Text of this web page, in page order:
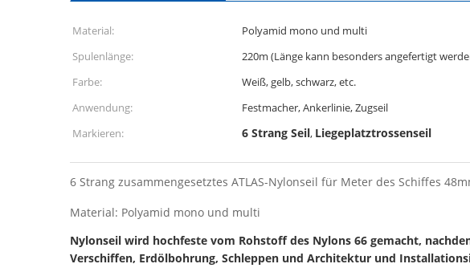
Material: Polyamid mono und multi
Spulenlänge:
220m (Länge kann besonders angefertigt
Farbe:
Weiß, gelb, schwarz, etc.
Anwendung:
Festmacher, Ankerlinie, Zugseil
Markieren:
6 Strang Seil, Liegeplatztrossenseil
6 Strang zusammengesetztes ATLAS-Nylonseil für Meter des Schiffes
Material: Polyamid mono und multi
Nylonseil wird hochfeste vom Rohstoff des Nylons 66 gemacht,
Verschiffen, Erdölbohrung, Schleppen und Architektur und